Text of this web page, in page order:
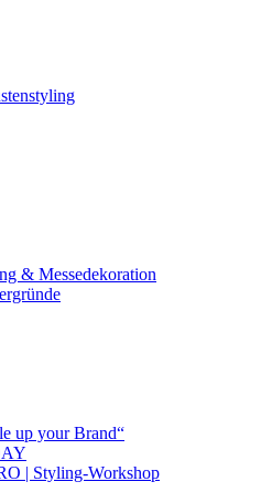
& Messedekoration
up your Brand“
| Styling-Workshop